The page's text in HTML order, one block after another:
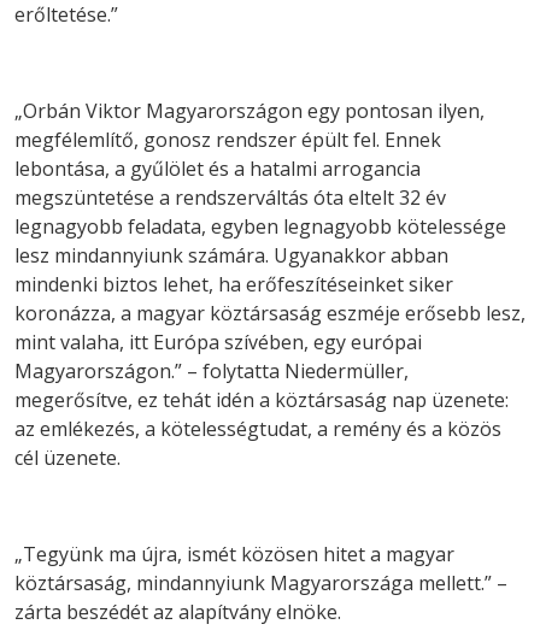
erőltetése.”
„Orbán Viktor Magyarországon egy pontosan ilyen,
megfélemlítő, gonosz rendszer épült fel. Ennek
lebontása, a gyűlölet és a hatalmi arrogancia
megszüntetése a rendszerváltás óta eltelt 32 év
legnagyobb feladata, egyben legnagyobb kötelessége
lesz mindannyiunk számára. Ugyanakkor abban
mindenki biztos lehet, ha erőfeszítéseinket siker
koronázza, a magyar köztársaság eszméje erősebb lesz,
mint valaha, itt Európa szívében, egy európai
Magyarországon.” – folytatta Niedermüller,
megerősítve, ez tehát idén a köztársaság nap üzenete:
az emlékezés, a kötelességtudat, a remény és a közös
cél üzenete.
„Tegyünk ma újra, ismét közösen hitet a magyar
köztársaság, mindannyiunk Magyarországa mellett.” –
zárta beszédét az alapítvány elnöke.